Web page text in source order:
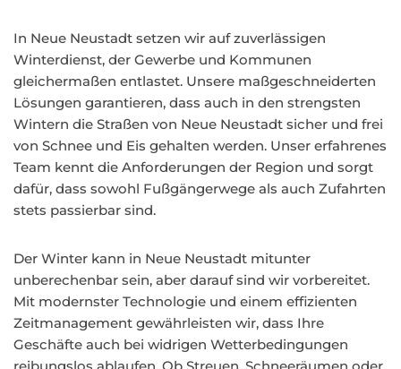
In Neue Neustadt setzen wir auf zuverlässigen
Winterdienst, der Gewerbe und Kommunen
gleichermaßen entlastet. Unsere maßgeschneiderten
Lösungen garantieren, dass auch in den strengsten
Wintern die Straßen von Neue Neustadt sicher und frei
von Schnee und Eis gehalten werden. Unser erfahrenes
Team kennt die Anforderungen der Region und sorgt
dafür, dass sowohl Fußgängerwege als auch Zufahrten
stets passierbar sind.
Der Winter kann in Neue Neustadt mitunter
unberechenbar sein, aber darauf sind wir vorbereitet.
Mit modernster Technologie und einem effizienten
Zeitmanagement gewährleisten wir, dass Ihre
Geschäfte auch bei widrigen Wetterbedingungen